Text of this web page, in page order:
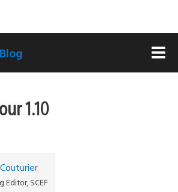
1.10
SCEF